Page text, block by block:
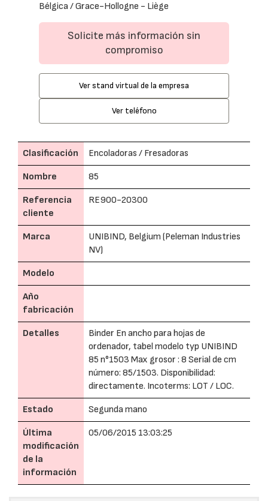
Bélgica / Grace-Hollogne - Liège
Solicite más información sin
compromiso
Ver stand virtual de la empresa
Ver teléfono
Clasificación Encoladoras / Fresadoras
Nombre 85
Referencia
cliente
RE900-20300
Marca
UNIBIND, Belgium (Peleman Industries
NV)
Modelo
Año
fabricación
Detalles
Binder En ancho para hojas de
ordenador, tabel modelo typ UNIBIND
85 n°1503 Max grosor : 8 Serial de cm
número: 85/1503. Disponibilidad:
directamente. Incoterms: LOT / LOC.
Estado Segunda mano
Última
modificación
de la
información
05/06/2015 13:03:25